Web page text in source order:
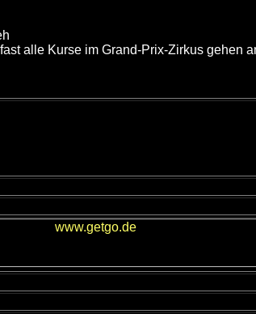
alle Kurse im Grand-Prix-Zirkus gehen